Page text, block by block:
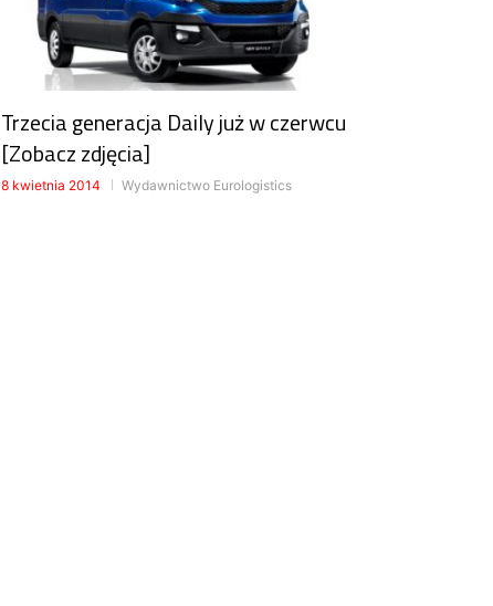
Trzecia generacja Daily już w czerwcu
[Zobacz zdjęcia]
8 kwietnia 2014 Wydawnictwo Eurologistics